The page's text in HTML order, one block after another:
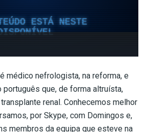
médico nefrologista, na reforma, e
que, de forma altruísta,
renal. Conhecemos melhor
por Skype, com Domingos e,
membros da equipa que esteve na